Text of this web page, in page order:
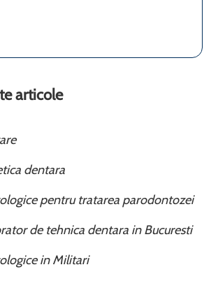
articole
dentara
pentru tratarea parodontozei
de tehnica dentara in Bucuresti
in Militari